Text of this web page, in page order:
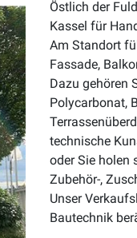
Östlich der
Kassel für
Am Standort
Fassade,
Dazu gehören
Polycarbonat,
technische
oder Sie holen
Zubehör-,
Unser
Bautechnik